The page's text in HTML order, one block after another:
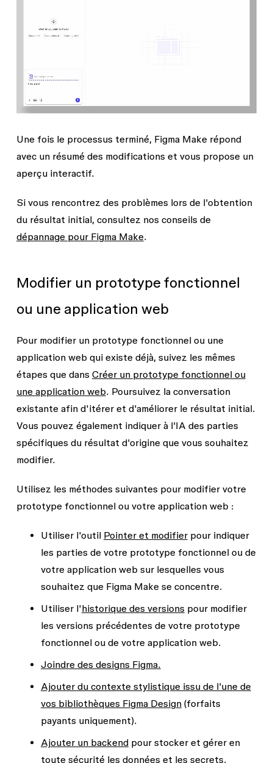
Une fois le processus terminé, Figma Make répond
avec un résumé des modifications et vous propose un
aperçu interactif.
Si vous rencontrez des problèmes lors de l'obtention
du résultat initial, consultez nos conseils de
dépannage pour Figma Make.
Modifier un prototype fonctionnel
ou une application web
Pour modifier un prototype fonctionnel ou une
application web qui existe déjà, suivez les mêmes
étapes que dans Créer un prototype fonctionnel ou
une application web. Poursuivez la conversation
existante afin d'itérer et d'améliorer le résultat initial.
Vous pouvez également indiquer à l'IA des parties
spécifiques du résultat d'origine que vous souhaitez
modifier.
Utilisez les méthodes suivantes pour modifier votre
prototype fonctionnel ou votre application web :
Utiliser l'outil Pointer et modifierpour indiquer
les parties de votre prototype fonctionnel ou de
votre application web sur lesquelles vous
souhaitez que Figma Make se concentre.
Utiliser l'historique des versionspour modifier
les versions précédentes de votre prototype
fonctionnel ou de votre application web.
Joindre des designs Figma.
Ajouter du contexte stylistique issu de l'une de
vos bibliothèques Figma Design(forfaits
payants uniquement).
Ajouter un backendpour stocker et gérer en
toute sécurité les données et les secrets.